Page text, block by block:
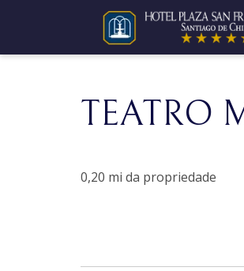
TEATRO
0,20 mi da propriedade